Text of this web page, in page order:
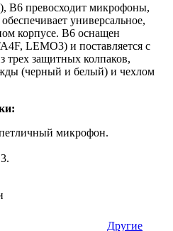
B6 превосходит микрофоны,
универсальное,
корпусе. В6 оснащен
LEMO3) и поставляется с
трех защитных колпаков,
(черный и белый) и чехлом
микрофон.
Другие